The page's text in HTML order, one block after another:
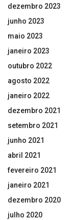
dezembro 2023
junho 2023
maio 2023
janeiro 2023
outubro 2022
agosto 2022
janeiro 2022
dezembro 2021
setembro 2021
junho 2021
abril 2021
fevereiro 2021
janeiro 2021
dezembro 2020
julho 2020